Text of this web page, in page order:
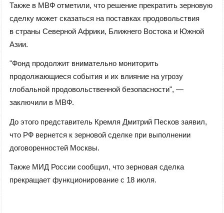
Также в МВФ отметили, что решение прекратить зерновую
сделку может сказаться на поставках продовольствия
в страны Северной Африки, Ближнего Востока и Южной
Азии.
"Фонд продолжит внимательно мониторить
продолжающиеся события и их влияние на угрозу
глобальной продовольственной безопасности", —
заключили в МВФ.
До этого представитель Кремля Дмитрий Песков заявил,
что РФ вернется к зерновой сделке при выполнении
договоренностей Москвы.
Также МИД России сообщил, что зерновая сделка
прекращает функционирование с 18 июля.